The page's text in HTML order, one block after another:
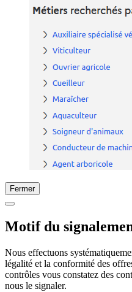
Fermer
Motif du
Nous effectuons
légalité et la conformité des
contrôles vous constatez des
nous le signaler.